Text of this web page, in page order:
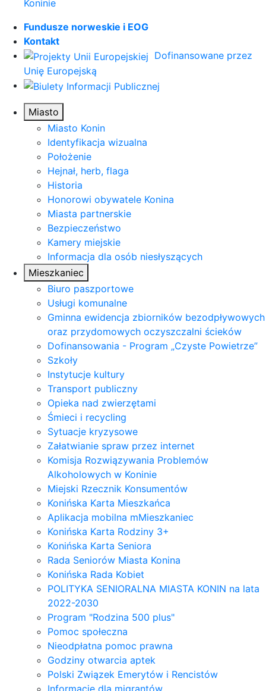
Fundusze norweskie i EOG
Kontakt
Dofinansowane przez
Unię Europejską
Miasto
Miasto Konin
Identyfikacja wizualna
Położenie
Hejnał, herb, flaga
Historia
Honorowi obywatele Konina
Miasta partnerskie
Bezpieczeństwo
Kamery miejskie
Informacja dla osób niesłyszących
Mieszkaniec
Biuro paszportowe
Usługi komunalne
Gminna ewidencja zbiorników bezodpływowych
oraz przydomowych oczyszczalni ścieków
Dofinansowania - Program „Czyste Powietrze”
Szkoły
Instytucje kultury
Transport publiczny
Opieka nad zwierzętami
Śmieci i recycling
Sytuacje kryzysowe
Załatwianie spraw przez internet
Komisja Rozwiązywania Problemów
Alkoholowych w Koninie
Miejski Rzecznik Konsumentów
Konińska Karta Mieszkańca
Aplikacja mobilna mMieszkaniec
Konińska Karta Rodziny 3+
Konińska Karta Seniora
Rada Seniorów Miasta Konina
Konińska Rada Kobiet
POLITYKA SENIORALNA MIASTA KONIN na lata
2022-2030
Program "Rodzina 500 plus"
Pomoc społeczna
Nieodpłatna pomoc prawna
Godziny otwarcia aptek
Polski Związek Emerytów i Rencistów
Informacje dla migrantów